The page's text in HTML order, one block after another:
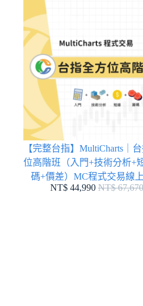
【完整台指】MultiCharts｜
位高階班（入門+技術分析+
碼+價差）MC程式交易線
NT$ 44,990 NT$ 67,670